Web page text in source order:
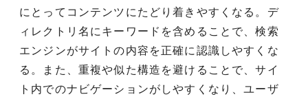
にとってコンテンツにたどり着きやすくなる。デ
ィレクトリ名にキーワードを含めることで、検索
エンジンがサイトの内容を正確に認識しやすくな
る。また、重複や似た構造を避けることで、サイ
ト内でのナビゲーションがしやすくなり、ユーザ